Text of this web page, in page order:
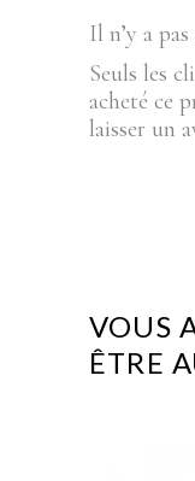
Il n’y a
Seuls les
acheté ce
laisser un
VOUS
ÊTRE